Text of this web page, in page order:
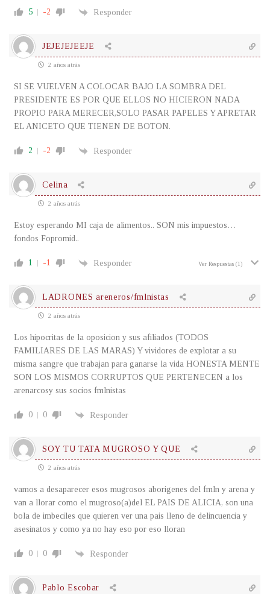
5 -2 Responder
JEJEJEJEEJE
2 años atrás
SI SE VUELVEN A COLOCAR BAJO LA SOMBRA DEL
PRESIDENTE ES POR QUE ELLOS NO HICIERON NADA
PROPIO PARA MERECER,SOLO PASAR PAPELES Y APRETAR
EL ANICETO QUE TIENEN DE BOTON.
2 -2 Responder
Celina
2 años atrás
Estoy esperando MI caja de alimentos.. SON mis impuestos…
fondos Fopromid..
1 -1 Responder Ver Respuestas (1)
LADRONES areneros/fmlnistas
2 años atrás
Los hipocritas de la oposicion y sus afiliados (TODOS
FAMILIARES DE LAS MARAS) Y vividores de explotar a su
misma sangre que trabajan para ganarse la vida HONESTA MENTE
SON LOS MISMOS CORRUPTOS QUE PERTENECEN a los
arenarcosy sus socios fmlnistas
0 0 Responder
SOY TU TATA MUGROSO Y QUE
2 años atrás
vamos a desaparecer esos mugrosos aborigenes del fmln y arena y
van a llorar como el mugroso(a)del EL PAIS DE ALICIA, son una
bola de imbeciles que quieren ver una pais lleno de delincuencia y
asesinatos y como ya no hay eso por eso lloran
0 0 Responder
Pablo Escobar